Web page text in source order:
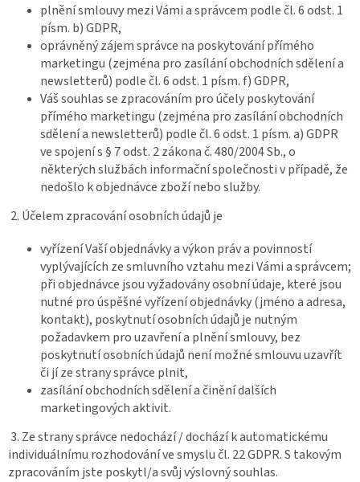
plnění smlouvy mezi Vámi a správcem podle čl. 6 odst. 1
písm. b) GDPR,
oprávněný zájem správce na poskytování přímého
marketingu (zejména pro zasílání obchodních sdělení a
newsletterů) podle čl. 6 odst. 1 písm. f) GDPR,
Váš souhlas se zpracováním pro účely poskytování
přímého marketingu (zejména pro zasílání obchodních
sdělení a newsletterů) podle čl. 6 odst. 1 písm. a) GDPR
ve spojení s § 7 odst. 2 zákona č. 480/2004 Sb., o
některých službách informační společnosti v případě, že
nedošlo k objednávce zboží nebo služby.
2. Účelem zpracování osobních údajů je
vyřízení Vaší objednávky a výkon práv a povinností
vyplývajících ze smluvního vztahu mezi Vámi a správcem;
při objednávce jsou vyžadovány osobní údaje, které jsou
nutné pro úspěšné vyřízení objednávky (jméno a adresa,
kontakt), poskytnutí osobních údajů je nutným
požadavkem pro uzavření a plnění smlouvy, bez
poskytnutí osobních údajů není možné smlouvu uzavřít
či jí ze strany správce plnit,
zasílání obchodních sdělení a činění dalších
marketingových aktivit.
3. Ze strany správce nedochází / dochází k automatickému
individuálnímu rozhodování ve smyslu čl. 22 GDPR. S takovým
zpracováním jste poskytl/a svůj výslovný souhlas.